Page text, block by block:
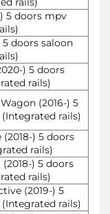
5 doors mpv
5 doors saloon
) 5 doors
rails)
(2016-) 5
rails)
) 5 doors
rails)
) 5 doors
rails)
(2019-) 5
rails)